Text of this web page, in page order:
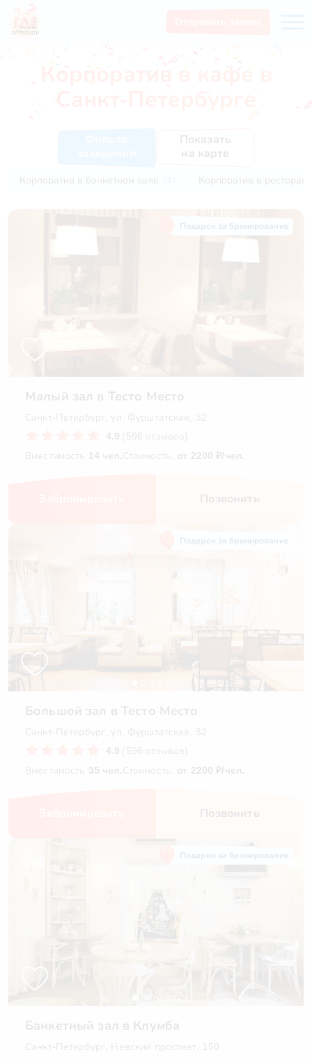
Корпоратив в кафе в
Санкт-Петербурге
Корпоратив в банкетном зале Корпоратив в
Показать
на карте
Малый зал в Тесто Место
Санкт-Петербург, ул. Фурштатская, 32
4.9 (596 отзывов)
Вместимость
14 чел.Стоимость: от 2200 ₽/чел.
Позвонить
Большой зал в Тесто Место
Санкт-Петербург, ул. Фурштатская, 32
4.9 (596 отзывов)
Вместимость 35 чел.Стоимость: от 2200 ₽/чел.
Позвонить
Банкетный зал в Клумба
Санкт-Петербург, Невский проспект, 150